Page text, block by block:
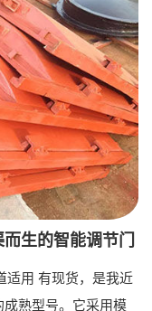
生的智能调节门
适用 有现货，是我近
熟型号。它采用模